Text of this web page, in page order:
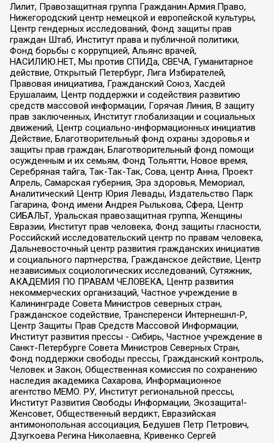
Лилит, Правозащитная группа Гражданин.Армия.Право,
Нижегородский центр немецкой и европейской культуры,
Центр гендерных исследований, Фонд защиты прав
граждан Штаб, Институт права и публичной политики,
Фонд борьбы с коррупцией, Альянс врачей,
НАСИЛИЮ.НЕТ, Мы против СПИДа, СВЕЧА, Гуманитарное
действие, Открытый Петербург, Лига Избирателей,
Правовая инициатива, Гражданский Союз, Хасдей
Ерушалаим, Центр поддержки и содействия развитию
средств массовой информации, Горячая Линия, В защиту
прав заключенных, Институт глобализации и социальных
движений, Центр социально-информационных инициатив
Действие, Благотворительный фонд охраны здоровья и
защиты прав граждан, Благотворительный фонд помощи
осужденным и их семьям, Фонд Тольятти, Новое время,
Серебряная тайга, Так-Так-Так, Сова, центр Анна, Проект
Апрель, Самарская губерния, Эра здоровья, Мемориал,
Аналитический Центр Юрия Левады, Издательство Парк
Гагарина, Фонд имени Андрея Рылькова, Сфера, Центр
СИБАЛЬТ, Уральская правозащитная группа, Женщины
Евразии, Институт прав человека, Фонд защиты гласности,
Российский исследовательский центр по правам человека,
Дальневосточный центр развития гражданских инициатив
и социального партнерства, Гражданское действие, Центр
независимых социологических исследований, Сутяжник,
АКАДЕМИЯ ПО ПРАВАМ ЧЕЛОВЕКА, Центр развития
некоммерческих организаций, Частное учреждение в
Калининграде Совета Министров северных стран,
Гражданское содействие, Трансперенси Интернешнл-Р,
Центр Защиты Прав Средств Массовой Информации,
Институт развития прессы - Сибирь, Частное учреждение в
Санкт-Петербурге Совета Министров Северных Стран,
Фонд поддержки свободы прессы, Гражданский контроль,
Человек и Закон, Общественная комиссия по сохранению
наследия академика Сахарова, Информационное
агентство МЕМО. РУ, Институт региональной прессы,
Институт Развития Свободы Информации, Экозащита!-
Женсовет, Общественный вердикт, Евразийская
антимонопольная ассоциация, Бедушев Петр Петрович,
Дзугкоева Регина Николаевна, Кривенко Сергей